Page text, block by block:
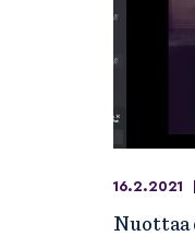
16.2.2021
Nuottaa